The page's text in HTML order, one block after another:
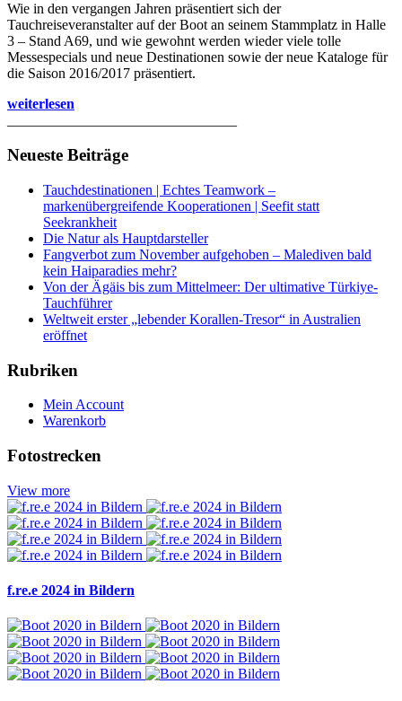
Wie in den vergangen Jahren präsentiert sich der
Tauchreiseveranstalter auf der Boot an seinem Stammplatz in Halle
3 – Stand A69, und wie gewohnt werden wieder viele tolle
Messespecials und neue Destinationen sowie der neue Kataloge für
die Saison 2016/2017 präsentiert.
weiterlesen
Neueste Beiträge
Tauchdestinationen | Echtes Teamwork –
markenübergreifende Kooperationen | Seefit statt
Seekrankheit
Die Natur als Hauptdarsteller
Fangverbot zum November aufgehoben – Malediven bald
kein Haiparadies mehr?
Von der Ägäis bis zum Mittelmeer: Der ultimative Türkiye-
Tauchführer
Weltweit erster „lebender Korallen-Tresor“ in Australien
eröffnet
Rubriken
Mein Account
Warenkorb
Fotostrecken
View more
f.re.e 2024 in Bildern